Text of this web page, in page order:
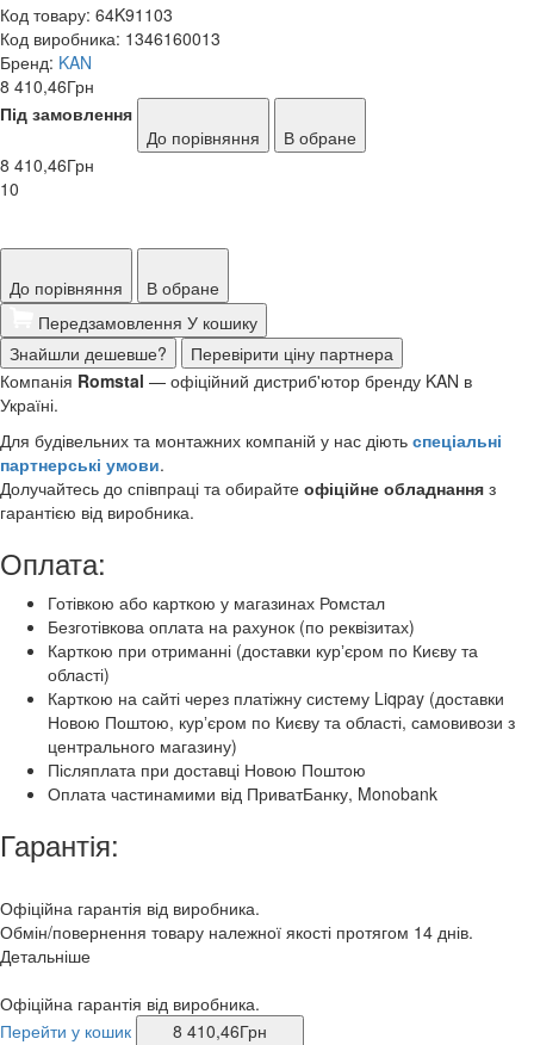
Код товару: 64K91103
Код виробника: 1346160013
Бренд: KAN
8 410,46Грн
Під замовлення
До порівняння
В обране
8 410,46Грн
10
До порівняння
В обране
Передзамовлення У кошику
Знайшли дешевше?
Перевірити ціну партнера
Компанія Romstal — офіційний дистриб'ютор бренду KAN в
Україні.
Для будівельних та монтажних компаній у нас діють спеціальні
партнерські умови.
Долучайтесь до співпраці та обирайте офіційне обладнання з
гарантією від виробника.
Оплата:
Готівкою або карткою у магазинах Ромстал
Безготівкова оплата на рахунок (по реквізитах)
Карткою при отриманні (доставки курʼєром по Києву та
області)
Карткою на сайті через платіжну систему Liqpay (доставки
Новою Поштою, курʼєром по Києву та області, самовивози з
центрального магазину)
Післяплата при доставці Новою Поштою
Оплата частинамими від ПриватБанку, Monobank
Гарантія:
Офіційна гарантія від виробника.
Обмін/повернення товару належної якості протягом 14 днів.
Детальніше
Офіційна гарантія від виробника.
Перейти у кошик
8 410,46Грн